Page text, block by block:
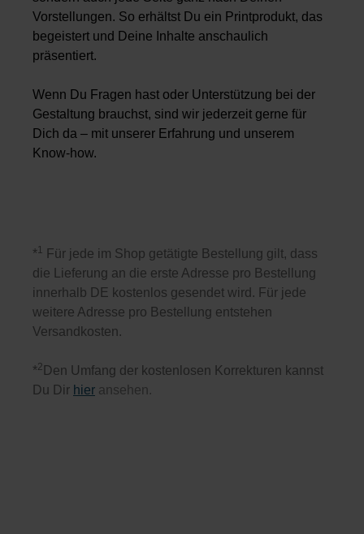
Vorstellungen. So erhältst Du ein Printprodukt, das
begeistert und Deine Inhalte anschaulich
präsentiert.
Wenn Du Fragen hast oder Unterstützung bei der
Gestaltung brauchst, sind wir jederzeit gerne für
Dich da – mit unserer Erfahrung und unserem
Know-how.
*1
Für jede im Shop getätigte Bestellung gilt, dass
die Lieferung an die erste Adresse pro Bestellung
innerhalb DE kostenlos gesendet wird. Für jede
weitere Adresse pro Bestellung entstehen
Versandkosten.
*2 Den Umfang der kostenlosen Korrekturen kannst
Du Dir hier ansehen.